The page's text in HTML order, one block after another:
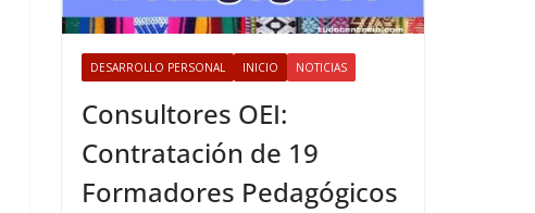
DESARROLLO PERSONAL INICIO NOTICIAS
Consultores OEI:
Contratación de 19
Formadores Pedagógicos